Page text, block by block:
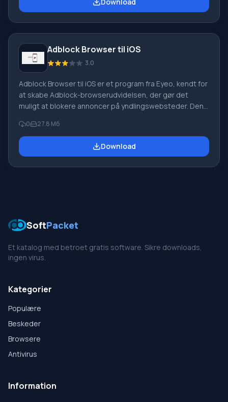
enhed på kortet. Hvis du mister din telefon, men tror
Adblock Browser til iOS
3.0
Adblock Browser til iOS er et program fra Eyeo, kendt for
at skabe Adblock-browserudvidelsen, der gør det
muligt at blokere annoncer på yndlingswebsteder. Den
panelet i bunden, og du kan slå annoncer fra på sider
med et enkelt tryk på en knap. Du skal downloade
Adblock Browser til iOS, hvis du ofte søger, arbejder
0 27.8 Мб
Download
SoftPacket
Et katalog med betroet gratis software. Sikre downloads,
ingen virus.
Kategorier
Populære
Beskeder
Browsere
Antivirus
Information